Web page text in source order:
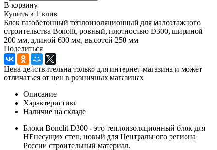
В корзину
Купить в 1 клик
Блок газобетонный теплоизоляционный для малоэтажного
строительства Bonolit, ровный, плотностью D300, шириной
200 мм, длиной 600 мм, высотой 250 мм.
Поделиться
Цена действительна только для интернет-магазина и может
отличаться от цен в розничных магазинах
Описание
Характеристики
Наличие на складе
Блоки Bonolit D300 - это теплоизоляционный блок для
НЕнесущих стен, новый для Центрального региона
России строительный материал.